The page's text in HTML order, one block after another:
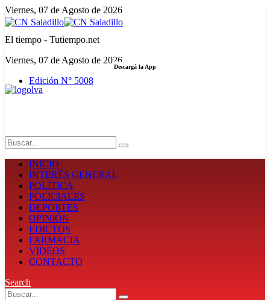
Viernes, 07 de Agosto de 2026
El tiempo - Tutiempo.net
Viernes, 07 de Agosto de 2026
Edición N° 5008
Descargá la App
INICIO
INTERÉS GENERAL
POLÍTICA
POLICIALES
DEPORTES
OPINIÓN
EDICTOS
FARMACIA
VIDEOS
CONTACTO
Search